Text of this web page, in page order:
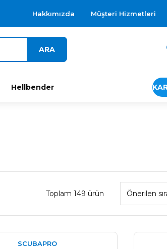
Hakkımızda Müşteri Hizmetleri
ARA
Hellbender
Toplam 149 ürün
SCUBAPRO